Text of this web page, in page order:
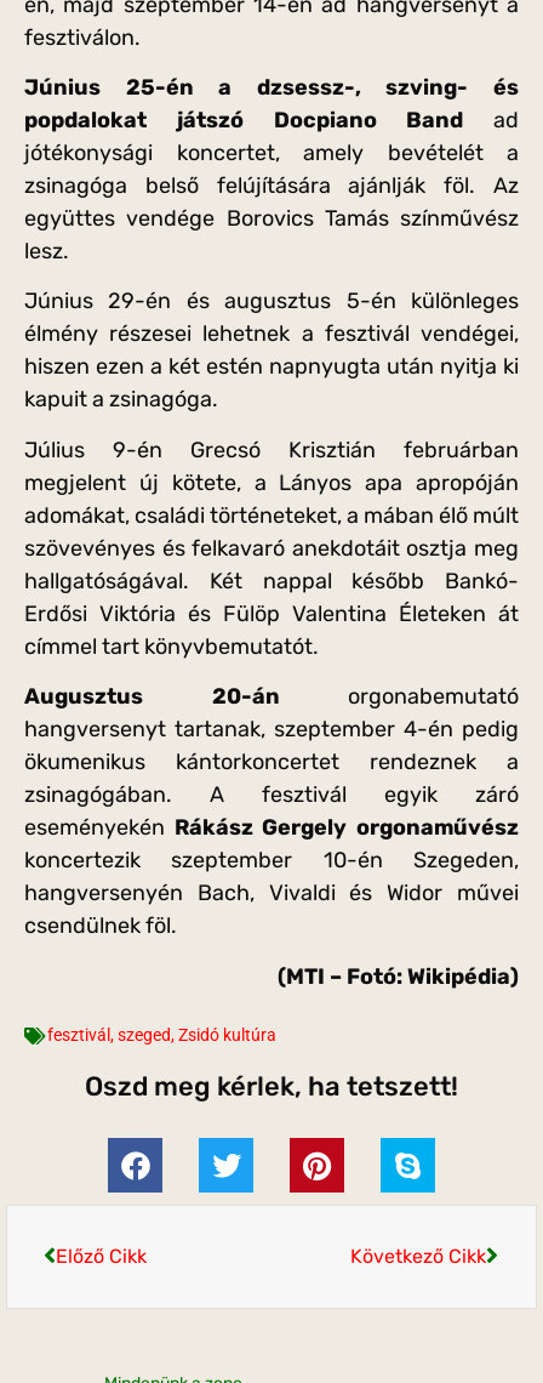
fesztiválon.
Június 25-én a dzsessz-, szving- és
popdalokat játszó Docpiano Band ad
jótékonysági koncertet, amely bevételét a
zsinagóga belső felújítására ajánlják föl. Az
együttes vendége Borovics Tamás színművész
lesz.
Június 29-én és augusztus 5-én különleges
élmény részesei lehetnek a fesztivál vendégei,
hiszen ezen a két estén napnyugta után nyitja ki
kapuit a zsinagóga.
Július 9-én Grecsó Krisztián februárban
megjelent új kötete, a Lányos apa apropóján
adomákat, családi történeteket, a mában élő múlt
szövevényes és felkavaró anekdotáit osztja meg
hallgatóságával. Két nappal később Bankó-
Erdősi Viktória és Fülöp Valentina Életeken át
címmel tart könyvbemutatót.
Augusztus 20-án orgonabemutató
hangversenyt tartanak, szeptember 4-én pedig
ökumenikus kántorkoncertet rendeznek a
zsinagógában. A fesztivál egyik záró
eseményekén Rákász Gergely orgonaművész
koncertezik szeptember 10-én Szegeden,
hangversenyén Bach, Vivaldi és Widor művei
csendülnek föl.
(MTI – Fotó: Wikipédia)
fesztivál ,szeged,Zsidó kultúra
Oszd meg kérlek, ha tetszett!
Előző Cikk Következő Cikk